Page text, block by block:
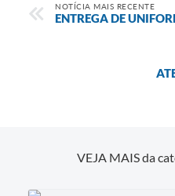
NOTÍCIA MAIS RECENTE
ENTREGA DE
VEJA MAIS da